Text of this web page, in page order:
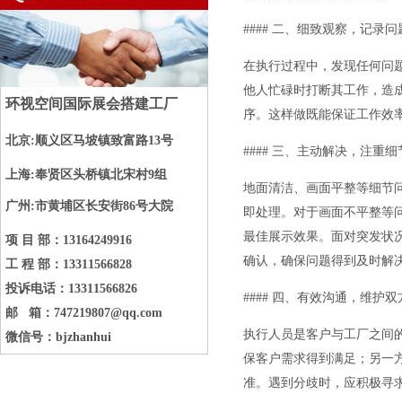
环视空间国际展会搭建工厂
北京:顺义区马坡镇致富路13号
上海:奉贤区头桥镇北宋村9组
广州:市黄埔区长安街86号大院
项 目 部：13164249916
工 程 部：13311566828
投诉电话：13311566826
邮 箱：747219807@qq.com
微信号：bjzhanhui
#### 二、细致观察，记录问
在执行过程中，发现任何问
他人忙碌时打断其工作，造
序。这样做既能保证工作效
#### 三、主动解决，注重细
地面清洁、画面平整等细节
即处理。对于画面不平整等
最佳展示效果。面对突发状
确认，确保问题得到及时解
#### 四、有效沟通，维护双
执行人员是客户与工厂之间
保客户需求得到满足；另一
准。遇到分歧时，应积极寻